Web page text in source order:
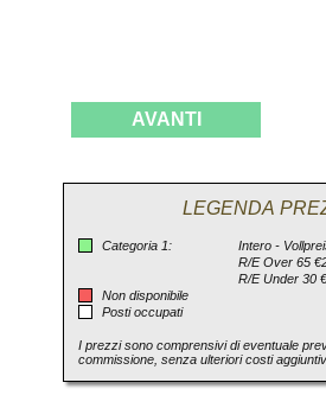
AVANTI
LEGENDA
Categoria 1:
Intero -
R/E Over 65
R/E Under 30
Non disponibile
Posti occupati
I prezzi sono comprensivi di eventuale
commissione, senza ulteriori costi